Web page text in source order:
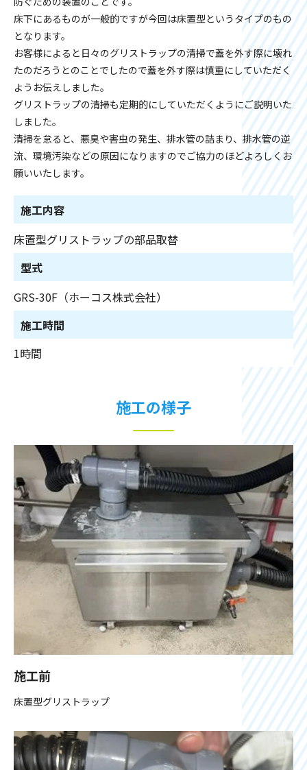
床下にあるものが一般的ですが今回は床置型というタイプのもの
となります。
お客様によると日々のグリストラップの清掃で蓋を外す際に壊れ
たのだろうとのことでしたので蓋を外す際は慎重にしていただく
ようお伝えしました。
グリストラップの清掃も定期的にしていただくようにご説明いた
しました。
清掃を怠ると、悪臭や害虫の発生、排水管の詰まり、排水管の逆
流、環境汚染などの原因になりますのでご協力のほどよろしくお
願いいたします。
施工内容
床置型グリストラップの部品取替
型式
GRS-30F（ホーコス株式会社）
施工時間
1時間
施工の様子
施工前
床置型グリストラップ